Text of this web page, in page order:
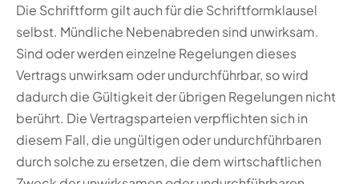
Die Schriftform gilt auch für die Schriftformklausel
selbst. Mündliche Nebenabreden sind unwirksam.
Sind oder werden einzelne Regelungen dieses
Vertrags unwirksam oder undurchführbar, so wird
dadurch die Gültigkeit der übrigen Regelungen nicht
berührt. Die Vertragsparteien verpflichten sich in
diesem Fall, die ungültigen oder undurchführbaren
durch solche zu ersetzen, die dem wirtschaftlichen